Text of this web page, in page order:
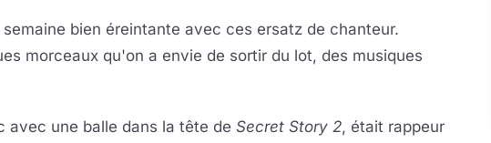
bien éreintante avec ces ersatz de chanteur.
morceaux qu'on a envie de sortir du lot, des musiques
avec une balle dans la tête de Secret Story 2, était rappeur